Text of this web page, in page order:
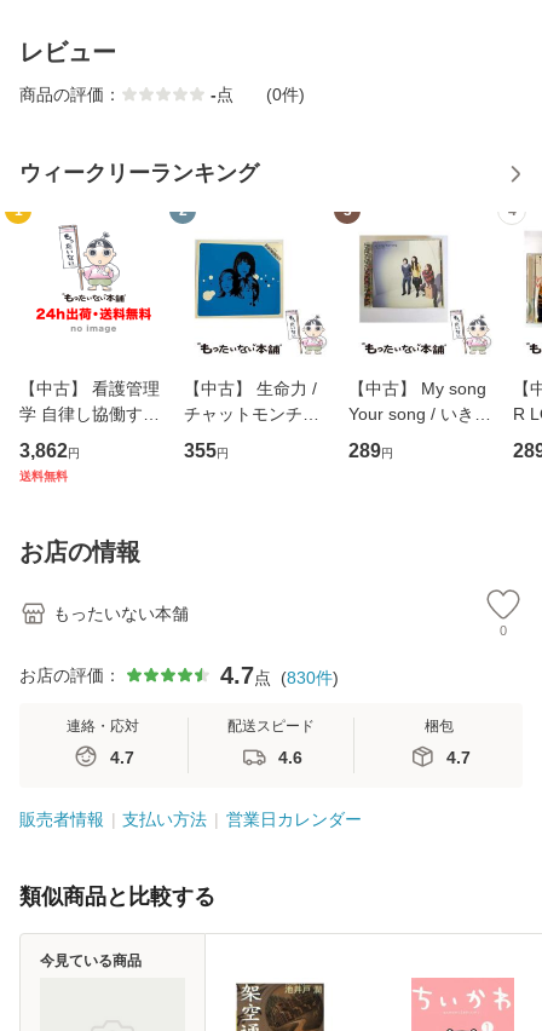
レビュー
商品の評価： -点 (0件)
ウィークリーランキング
1
【中古】 看護管理
学 自律し協働する
専門職の看護マネ
ジメントスキル 改
恵 藤本幸三 / 南江
堂 [単行
3,862円
送料無料
2
【中古】 生命力 /
チャットモンチー /
キューンレコード
[CD]【メール便送
355円
3
【中古】 My song
Your song / いきも
のがかり / [CD]
【メール便送料無
289円
4
【
R
産
お店の情報
もったいない本舗
0
お店の評価： 4.7点 (830件)
連絡・応対
4.7
配送スピード
4.6
梱包
4.7
販売者情報 支払い方法 営業日カレンダー
類似商品と比較する
今見ている商品